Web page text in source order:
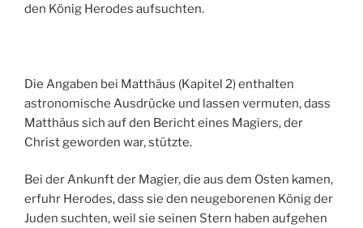
den König Herodes aufsuchten.
Die Angaben bei Matthäus (Kapitel 2) enthalten
astronomische Ausdrücke und lassen vermuten, dass
Matthäus sich auf den Bericht eines Magiers, der
Christ geworden war, stützte.
Bei der Ankunft der Magier, die aus dem Osten kamen,
erfuhr Herodes, dass sie den neugeborenen König der
Juden suchten, weil sie seinen Stern haben aufgehen